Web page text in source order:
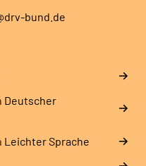
bund.de
Deutscher
Sprache